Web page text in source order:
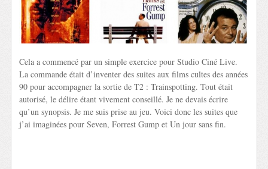
Cela a commencé par un simple exercice pour Studio Ciné Live.
La commande était d’inventer des suites aux films cultes des années
90 pour accompagner la sortie de T2 : Trainspotting. Tout était
autorisé, le délire étant vivement conseillé. Je ne devais écrire
qu’un synopsis. Je me suis prise au jeu. Voici donc les suites que
j’ai imaginées pour Seven, Forrest Gump et Un jour sans fin.